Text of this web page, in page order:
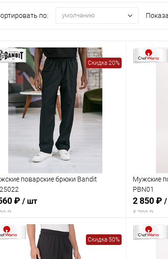
по: умолчанию
Скидка 20%
поварские брюки Bandit
₽ / шт
₽
Мужские
PBN01
2 850 ₽
5 700 ₽
Скидка 50%